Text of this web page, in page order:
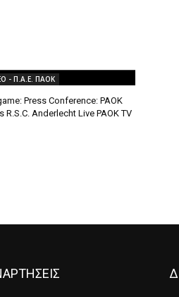
- Π.Α.Ε. ΠΑΟΚ
Press Conference: PAOK
R.S.C. Anderlecht Live PAOK TV